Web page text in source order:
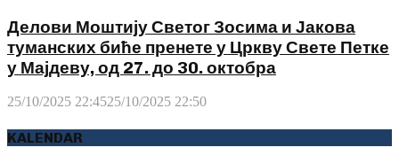
Делови Моштију Светог Зосима и Јакова
туманских биће пренете у Цркву Свете Петке
у Мајдеву, од 27. до 30. октобра
25/10/2025 22:4525/10/2025 22:50
KALENDAR